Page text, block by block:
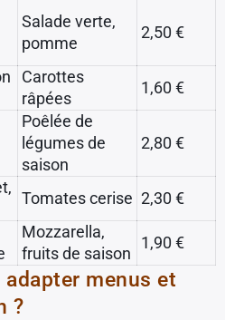
Salade verte,
pomme
2,50 €
Carottes
râpées
1,60 €
Poêlée de
légumes de
saison
2,80 €
Tomates cerise 2,30 €
Mozzarella,
fruits de saison
1,90 €
menus et
?